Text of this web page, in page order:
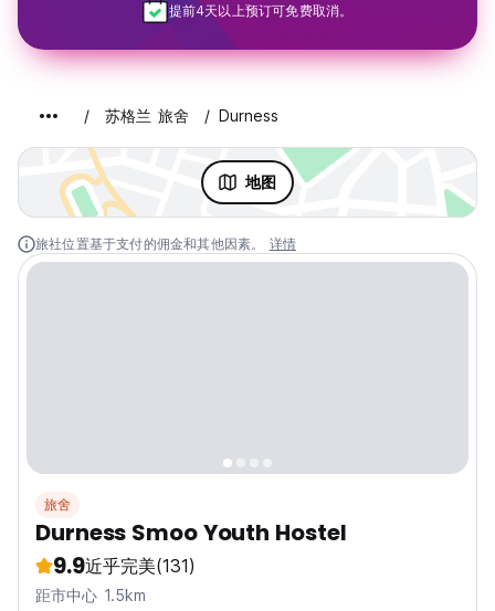
提前4天以上预订可免费取消。
苏格兰 旅舍 Durness
地图
旅社位置基于支付的佣金和其他因素。 详情
旅舍
Durness Smoo Youth Hostel
9.9近乎完美(131)
距市中心 1.5km